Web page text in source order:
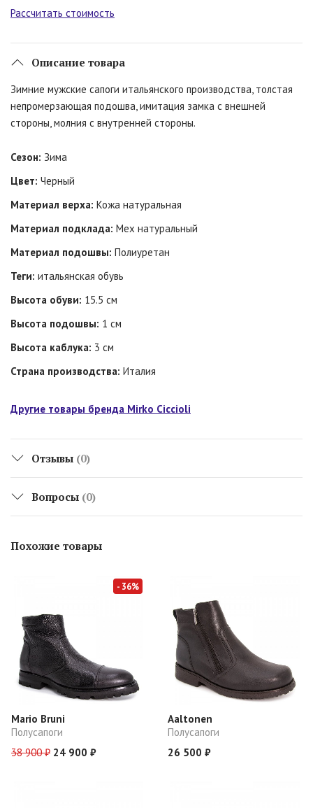
Рассчитать стоимость
Описание товара
Зимние мужские сапоги итальянского производства, толстая
непромерзающая подошва, имитация замка с внешней
стороны, молния с внутренней стороны.
Сезон: Зима
Цвет: Черный
Материал верха: Кожа натуральная
Материал подклада: Мех натуральный
Материал подошвы: Полиуретан
Теги: итальянская обувь
Высота обуви: 15.5 см
Высота подошвы: 1 см
Высота каблука: 3 см
Страна производства: Италия
Другие товары бренда Mirko Ciccioli
Отзывы (0)
Вопросы (0)
Похожие товары
- 36%
Mario Bruni
Полусапоги
38 900 ₽ 24 900 ₽
Aaltonen
Полусапоги
26 500 ₽